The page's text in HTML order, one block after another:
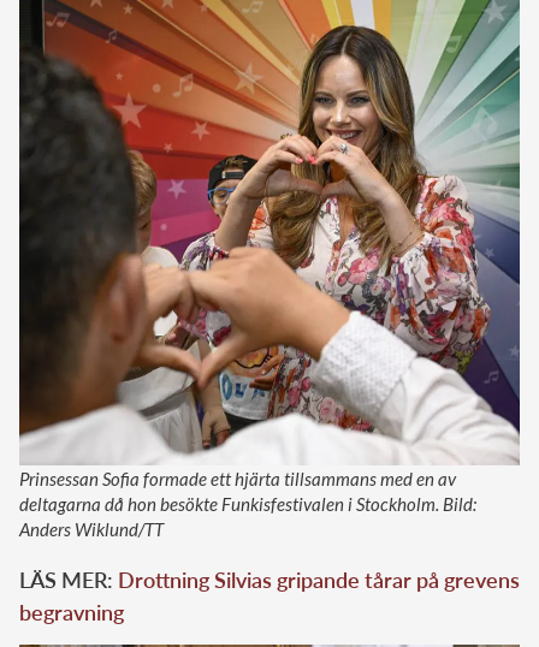
Prinsessan Sofia formade ett hjärta tillsammans med en av
deltagarna då hon besökte Funkisfestivalen i Stockholm. Bild:
Anders Wiklund/TT
LÄS MER: Drottning Silvias gripande tårar på grevens
begravning